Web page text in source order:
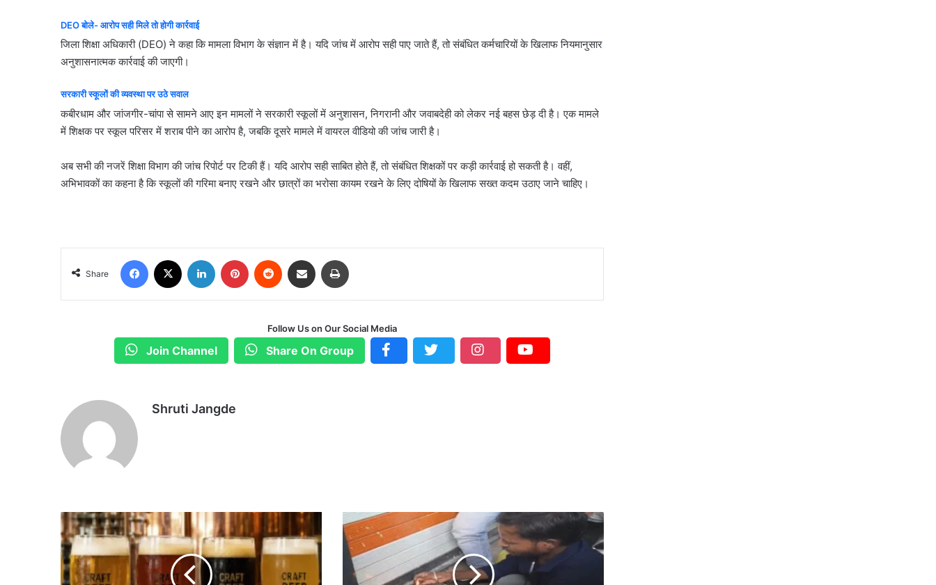
DEO बोले- आरोप सही मिले तो होगी कार्रवाई
जिला शिक्षा अधिकारी (DEO) ने कहा कि मामला विभाग के संज्ञान में है। यदि जांच में आरोप सही पाए जाते हैं, तो संबंधित कर्मचारियों के खिलाफ नियमानुसार
अनुशासनात्मक कार्रवाई की जाएगी।
सरकारी स्कूलों की व्यवस्था पर उठे सवाल
कबीरधाम और जांजगीर-चांपा से सामने आए इन मामलों ने सरकारी स्कूलों में अनुशासन, निगरानी और जवाबदेही को लेकर नई बहस छेड़ दी है। एक मामले
में शिक्षक पर स्कूल परिसर में शराब पीने का आरोप है, जबकि दूसरे मामले में वायरल वीडियो की जांच जारी है।
अब सभी की नजरें शिक्षा विभाग की जांच रिपोर्ट पर टिकी हैं। यदि आरोप सही साबित होते हैं, तो संबंधित शिक्षकों पर कड़ी कार्रवाई हो सकती है। वहीं,
अभिभावकों का कहना है कि स्कूलों की गरिमा बनाए रखने और छात्रों का भरोसा कायम रखने के लिए दोषियों के खिलाफ सख्त कदम उठाए जाने चाहिए।
Share
Follow Us on Our Social Media
Join Channel Share On Group
Shruti Jangde
छ
त्ती
स
ग
ढ़
य